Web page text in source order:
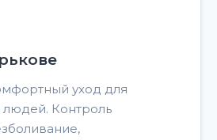
уход для
Контроль